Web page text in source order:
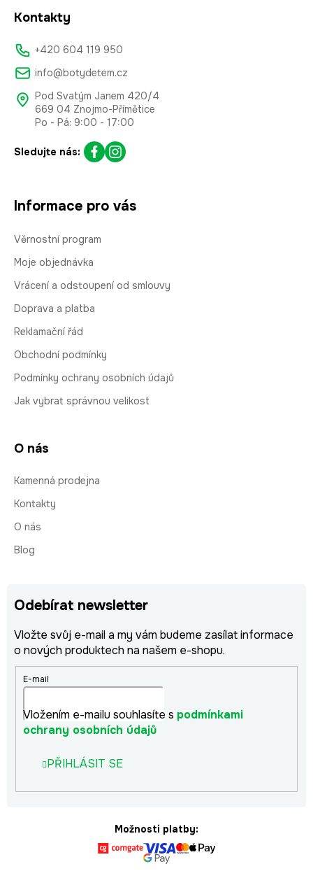
Kontakty
+420 604 119 950
info@botydetem.cz
Pod Svatým Janem 420/4
669 04 Znojmo-Přímětice
Po - Pá: 9:00 - 17:00
Sledujte nás:
Informace pro vás
Věrnostní program
Moje objednávka
Vrácení a odstoupení od smlouvy
Doprava a platba
Reklamační řád
Obchodní podmínky
Podmínky ochrany osobních údajů
Jak vybrat správnou velikost
O nás
Kamenná prodejna
Kontakty
O nás
Blog
Odebírat newsletter
Vložte svůj e-mail a my vám budeme zasílat informace
o nových produktech na našem e-shopu.
E-mail
Vložením e-mailu souhlasíte s podmínkami
ochrany osobních údajů
PŘIHLÁSIT SE
Možnosti platby: